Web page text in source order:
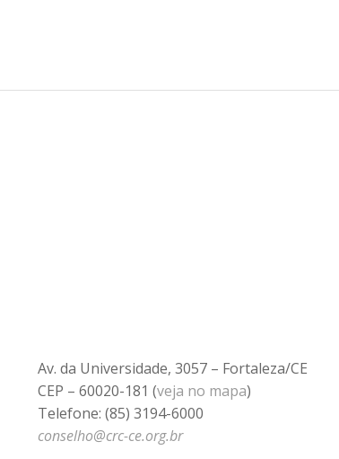
Av. da Universidade, 3057 – Fortaleza/CE
CEP – 60020-181 (veja no mapa)
Telefone: (85) 3194-6000
conselho@crc-ce.org.br